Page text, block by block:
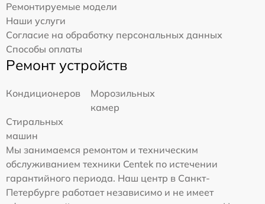
Ремонтируемые модели
Наши услуги
Согласие на обработку персональных данных
Способы оплаты
Ремонт устройств
Кондиционеров
Морозильных
камер
Стиральных
машин
Мы занимаемся ремонтом и техническим
обслуживанием техники Centek по истечении
гарантийного периода. Наш центр в Санкт-
Петербурге работает независимо и не имеет